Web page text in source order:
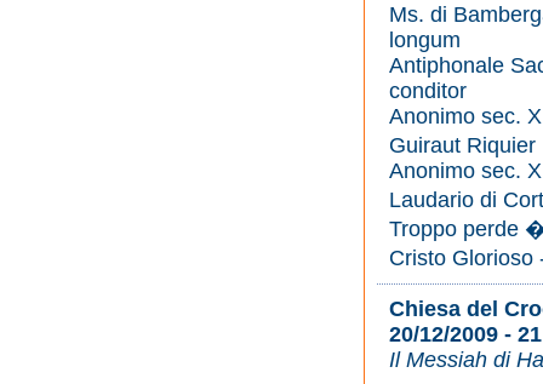
Ms. di
longum
Antiphonale
conditor
Anonimo sec.
Guiraut
Anonimo sec.
Laudario di
Troppo perde
Cristo
Chiesa del
20/12/2009 -
Il Messiah di